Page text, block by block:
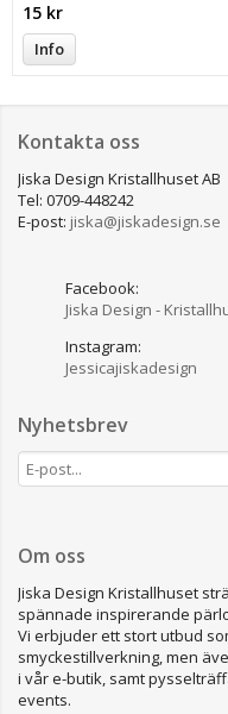
15 kr
Info
Kontakta oss
Jiska Design Kristallhuset AB
Tel: 0709-448242
E-post: jiska@jiskadesign.se
Facebook:
Jiska Design -
Instagram:
Jessicajiskadesign
Nyhetsbrev
Om oss
Jiska Design Kristallhuset
spännade inspirerande
Vi erbjuder ett stort utbud
smyckestillverkning, men
i vår e-butik, samt
events.